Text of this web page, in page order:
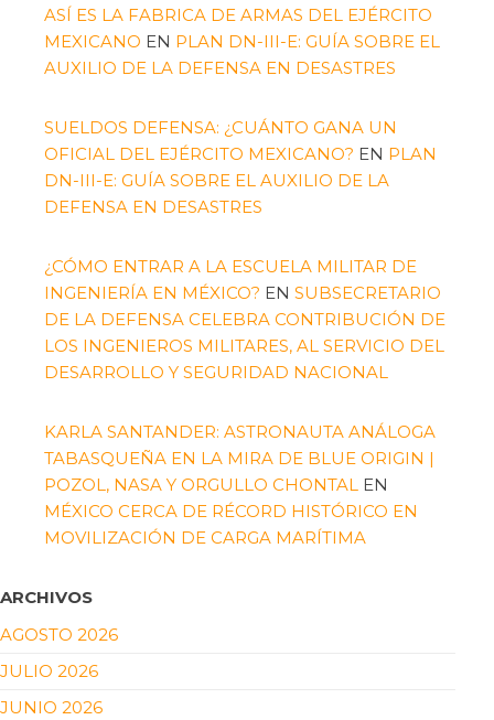
ASÍ ES LA FABRICA DE ARMAS DEL EJÉRCITO
MEXICANO EN PLAN DN-III-E: GUÍA SOBRE EL
AUXILIO DE LA DEFENSA EN DESASTRES
SUELDOS DEFENSA: ¿CUÁNTO GANA UN
OFICIAL DEL EJÉRCITO MEXICANO? EN PLAN
DN-III-E: GUÍA SOBRE EL AUXILIO DE LA
DEFENSA EN DESASTRES
¿CÓMO ENTRAR A LA ESCUELA MILITAR DE
INGENIERÍA EN MÉXICO? EN SUBSECRETARIO
DE LA DEFENSA CELEBRA CONTRIBUCIÓN DE
LOS INGENIEROS MILITARES, AL SERVICIO DEL
DESARROLLO Y SEGURIDAD NACIONAL
KARLA SANTANDER: ASTRONAUTA ANÁLOGA
TABASQUEÑA EN LA MIRA DE BLUE ORIGIN |
POZOL, NASA Y ORGULLO CHONTAL EN
MÉXICO CERCA DE RÉCORD HISTÓRICO EN
MOVILIZACIÓN DE CARGA MARÍTIMA
ARCHIVOS
AGOSTO 2026
JULIO 2026
JUNIO 2026